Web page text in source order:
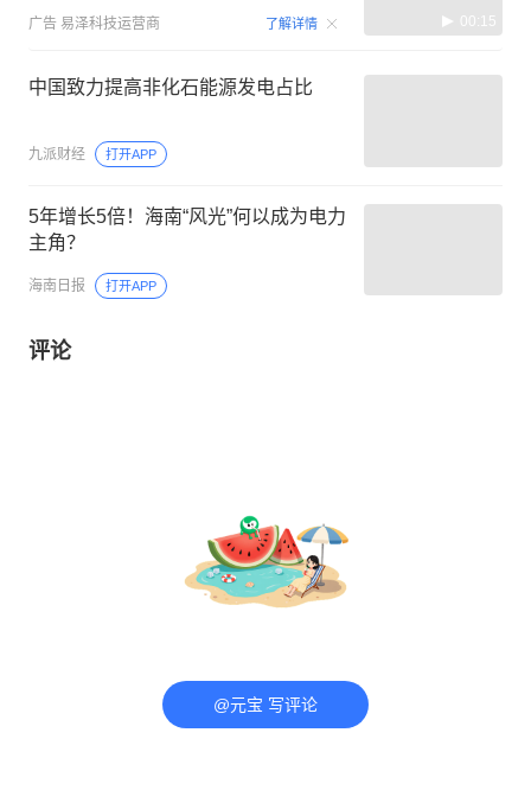
广告 易泽科技运营商 了解详情 00:15
中国致力提高非化石能源发电占比
九派财经 打开APP
5年增长5倍！海南“风光”何以成为电力
主角？
海南日报 打开APP
评论
@元宝 写评论